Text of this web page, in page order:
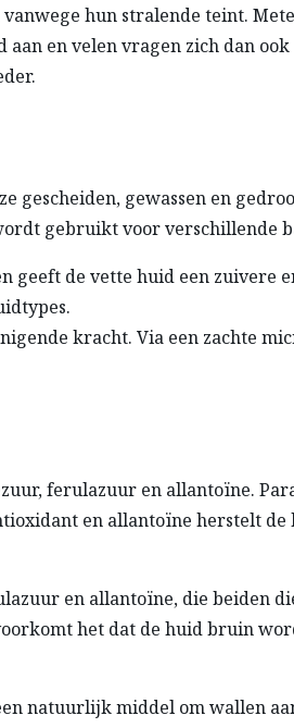
hun stralende teint.
en velen vragen zich dan
gescheiden, gewassen en
gebruikt voor verschillende
geeft de vette huid een
kracht. Via een zachte
ferulazuur en allantoïne.
en allantoïne herstelt de
en allantoïne, die beiden
het dat de huid bruin
natuurlijk middel om wallen